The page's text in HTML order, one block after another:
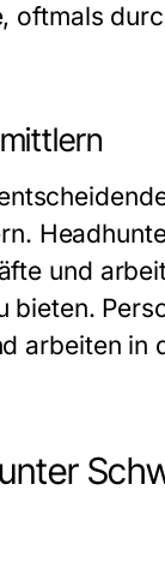
oftmals
und
bieten.
arbeiten in